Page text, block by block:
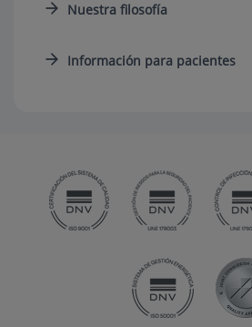
Nuestra filosofía
Información para pacientes